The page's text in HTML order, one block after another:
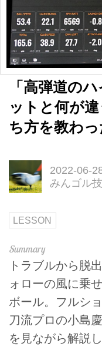
「高弾道の
ットと何が
ち方を教わっ
2022-06-
みんゴル
LESSON
トラブルから脱
ォローの風に乗
ボール。フルシ
刀流プロの小島
を見ながら解説